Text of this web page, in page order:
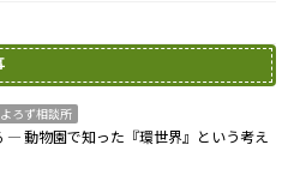
ろず相談所
― 動物園で知った『環世界』という考え